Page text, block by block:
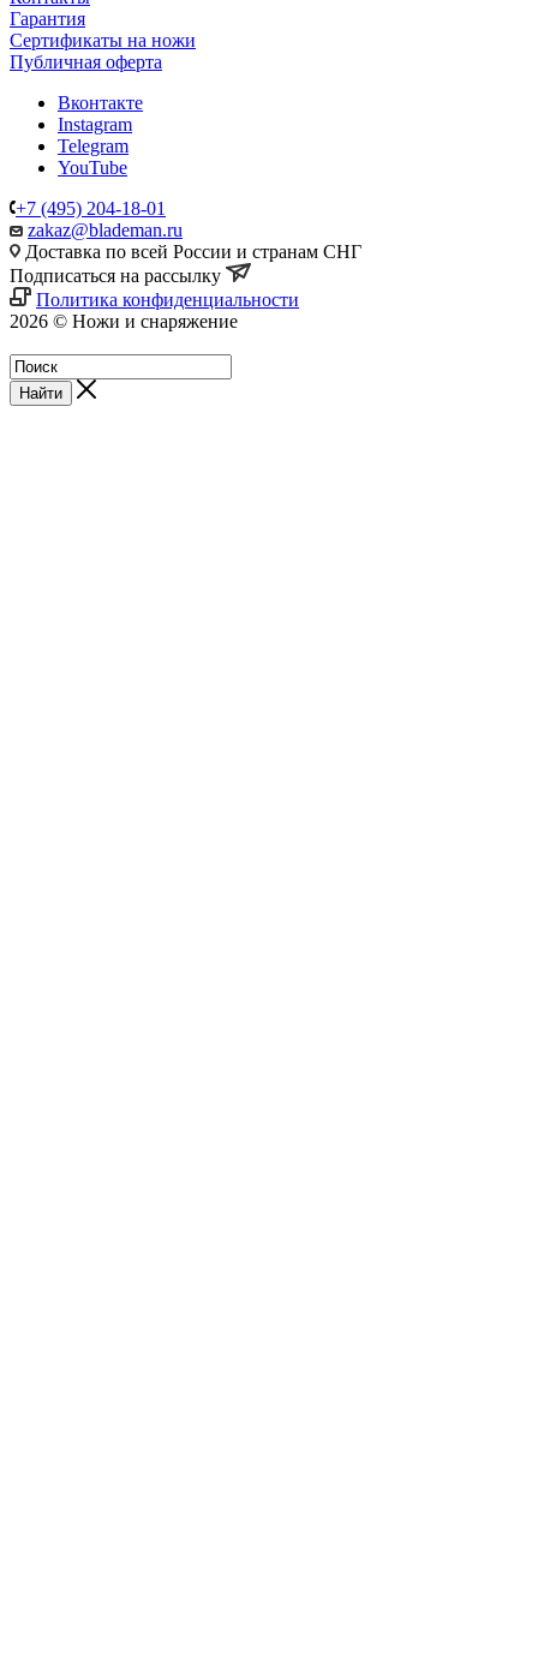
Гарантия
Сертификаты на ножи
Публичная оферта
Вконтакте
Instagram
Telegram
YouTube
+7 (495) 204-18-01
zakaz@blademan.ru
Доставка по всей России и странам СНГ
Подписаться на рассылку
Политика конфиденциальности
2026 © Ножи и снаряжение
Найти